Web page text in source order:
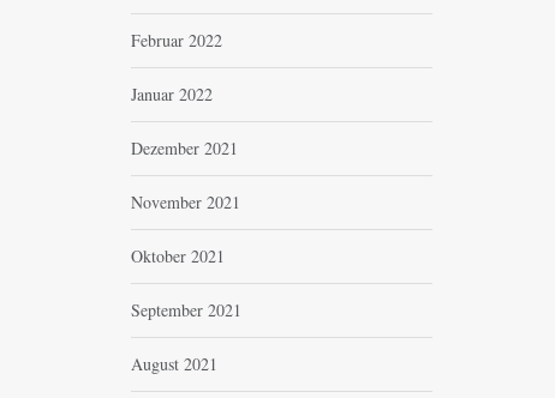
Februar 2022
Januar 2022
Dezember 2021
November 2021
Oktober 2021
September 2021
August 2021